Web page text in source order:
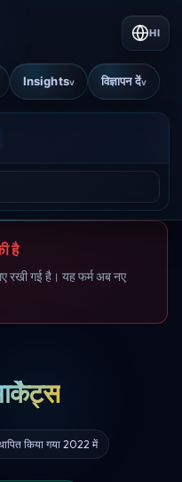
Insightsv विज्ञापन देंv
HI
है
रखी गई है। यह फर्म अब नए
किया गया 2022 में